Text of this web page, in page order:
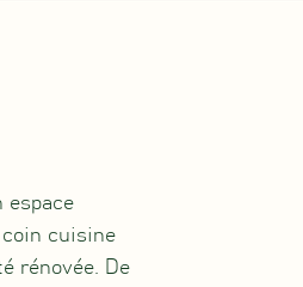
espace
coin cuisine
rénovée. De